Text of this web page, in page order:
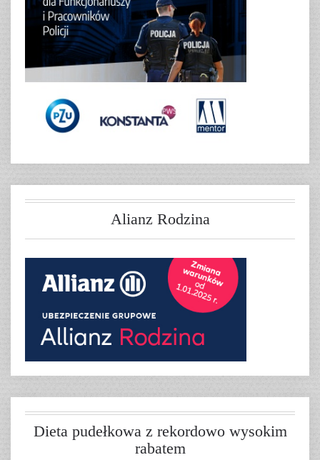
Alianz Rodzina
Dieta pudełkowa z rekordowo wysokim
rabatem